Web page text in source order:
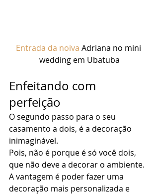
Entrada da noiva Adriana no mini
wedding em Ubatuba
Enfeitando com
perfeição
O segundo passo para o seu
casamento a dois, é a decoração
inimaginável.
Pois, não é porque é só você dois,
que não deve a decorar o ambiente.
A vantagem é poder fazer uma
decoração mais personalizada e